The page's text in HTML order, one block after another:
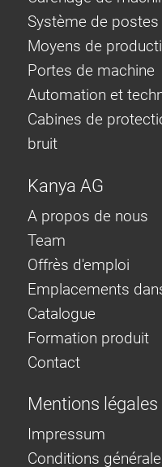
Système de postes
Moyens de
Portes de machine
Automation et
Cabines de
bruit
Kanya AG
A propos de nous
Team
Offrès d'emploi
Emplacements
Catalogue
Formation produit
Contact
Mentions légales
Impressum
Conditions